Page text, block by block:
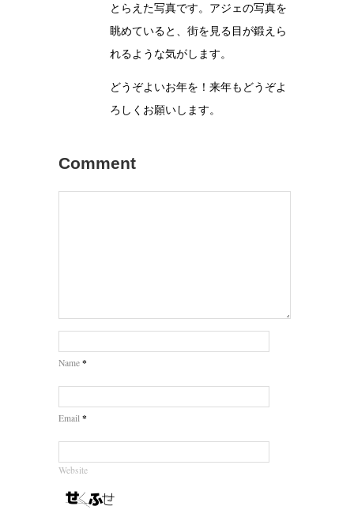
とらえた写真です。アジェの写真を
眺めていると、街を見る目が鍛えら
れるような気がします。
どうぞよいお年を！来年もどうぞよ
ろしくお願いします。
Comment
Name *
Email *
Website